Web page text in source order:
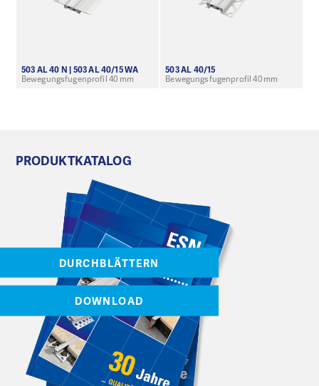
503 AL 40 N | 503 AL 40/15 WA
Bewegungsfugenprofil 40 mm
503 AL 40/15
Bewegungsfugenprofil 40 mm
PRODUKTKATALOG
DURCHBLÄTTERN
DOWNLOAD